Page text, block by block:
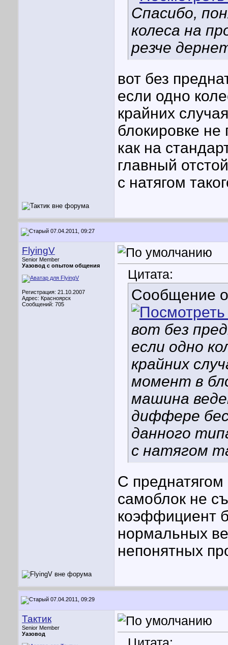
Спасибо,
колеса на
резче
вот без
если одно
крайних
блокировке
как на
главный
с натягом
07.04.2011, 09:27
FlyingV
Senior Member
Уазовод с опытом общения
Регистрация: 21.10.2007
Адрес: Красноярск
Сообщений: 705
Цитата:
Сообщение
вот без
если одно
крайних
момент в
машина
диффере
данного
с натягом
С
самоблок не
коэффициент
нормальных
непонятных
07.04.2011, 09:29
Тактик
Senior Member
Уазовод